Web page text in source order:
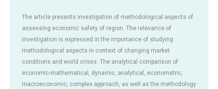
The article presents investigation of methodological aspects of
assessing economic safety of region. The relevance of
investigation is expressed in the importance of studying
methodological aspects in context of changing market
conditions and world crises. The analytical comparison of
economic-mathematical, dynamic, analytical, econometric,
macroeconomic, complex approach, as well as the methodology